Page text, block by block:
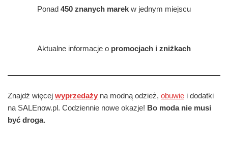
Ponad 450 znanych marek w jednym miejscu
Aktualne informacje o promocjach i zniżkach
Znajdź więcej wyprzedaży na modną odzież, obuwie i dodatki
na SALEnow.pl. Codziennie nowe okazje! Bo moda nie musi
być droga.